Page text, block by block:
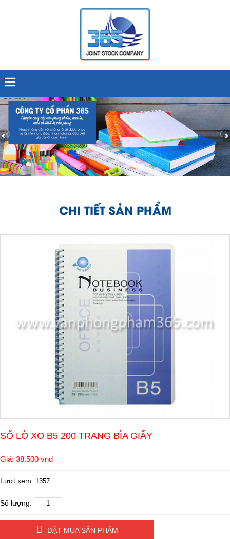
CHI TIẾT SẢN PHẨM
SỔ LÒ XO B5 200 TRANG BÌA GIẤY
Giá: 38.500 vnđ
Lượt xem: 1357
Số lượng:
ĐẶT MUA SẢN PHẨM